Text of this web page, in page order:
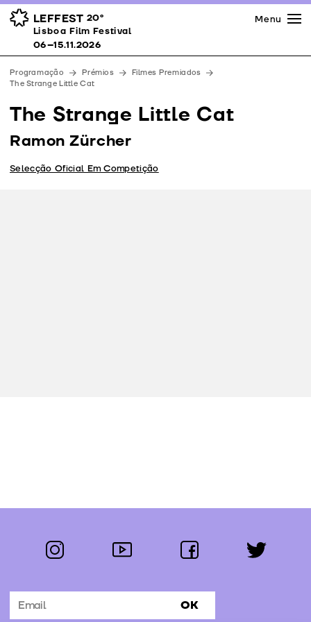
LEFFEST 20º
Lisboa Film Festival 06–15.11.2026
Prémios
Espaços
Apoios
Equipa
Downloads
Contactos
Menu
Lisboa Film Festival
06–15.11.2026
Programação Prémios
Filmes Premiados
The Strange Little Cat
The Strange Little Cat
Ramon Zürcher
Selecção Oficial Em Competição
Segue-nos:
instagram youtube facebook twitter
Subscrever Newsletter OK